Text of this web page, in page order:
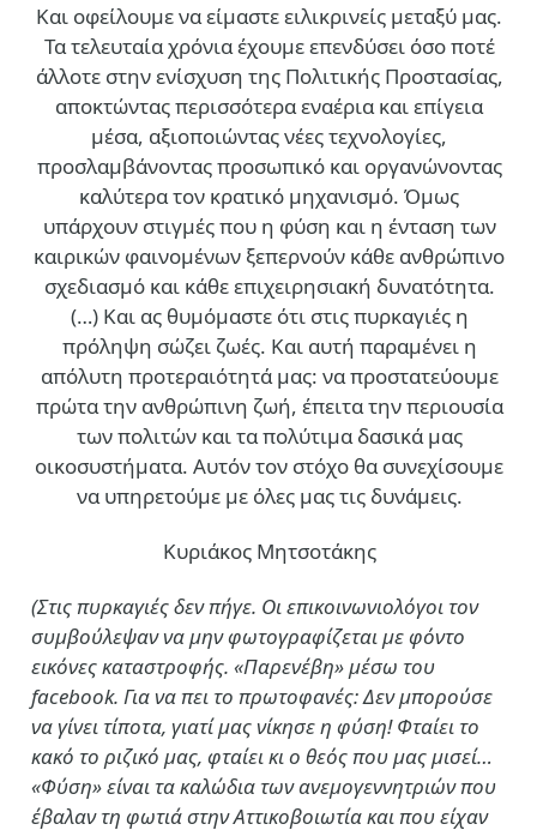
Και οφείλουμε να είμαστε ειλικρινείς μεταξύ μας.
Τα τελευταία χρόνια έχουμε επενδύσει όσο ποτέ
άλλοτε στην ενίσχυση της Πολιτικής Προστασίας,
αποκτώντας περισσότερα εναέρια και επίγεια
μέσα, αξιοποιώντας νέες τεχνολογίες,
προσλαμβάνοντας προσωπικό και οργανώνοντας
καλύτερα τον κρατικό μηχανισμό. Όμως
υπάρχουν στιγμές που η φύση και η ένταση των
καιρικών φαινομένων ξεπερνούν κάθε ανθρώπινο
σχεδιασμό και κάθε επιχειρησιακή δυνατότητα.
(…) Και ας θυμόμαστε ότι στις πυρκαγιές η
πρόληψη σώζει ζωές. Και αυτή παραμένει η
απόλυτη προτεραιότητά μας: να προστατεύουμε
πρώτα την ανθρώπινη ζωή, έπειτα την περιουσία
των πολιτών και τα πολύτιμα δασικά μας
οικοσυστήματα. Αυτόν τον στόχο θα συνεχίσουμε
να υπηρετούμε με όλες μας τις δυνάμεις.
Κυριάκος Μητσοτάκης
(Στις πυρκαγιές δεν πήγε. Οι επικοινωνιολόγοι τον
συμβούλεψαν να μην φωτογραφίζεται με φόντο
εικόνες καταστροφής. «Παρενέβη» μέσω του
facebook. Για να πει το πρωτοφανές: Δεν μπορούσε
να γίνει τίποτα, γιατί μας νίκησε η φύση! Φταίει το
κακό το ριζικό μας, φταίει κι ο θεός που μας μισεί…
«Φύση» είναι τα καλώδια των ανεμογεννητριών που
έβαλαν τη φωτιά στην Αττικοβοιωτία και που είχαν